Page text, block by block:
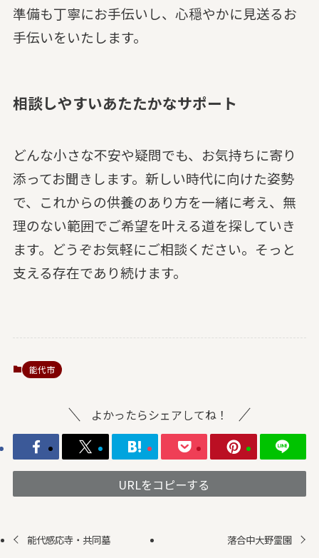
準備も丁寧にお手伝いし、心穏やかに見送るお
手伝いをいたします。
相談しやすいあたたかなサポート
どんな小さな不安や疑問でも、お気持ちに寄り
添ってお聞きします。新しい時代に向けた姿勢
で、これからの供養のあり方を一緒に考え、無
理のない範囲でご希望を叶える道を探していき
ます。どうぞお気軽にご相談ください。そっと
支える存在であり続けます。
能代市
よかったらシェアしてね！
URLをコピーする
能代感応寺・共同墓 落合中大野霊園